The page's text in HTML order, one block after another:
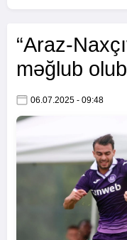
“Araz-
məğlub olub
06.07.2025 - 09:48